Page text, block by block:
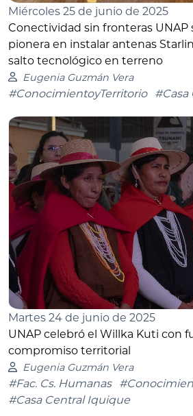
Miércoles 25 de junio de 2025
Conectividad sin fronteras UNAP
pionera en instalar antenas
salto tecnológico en terreno
Eugenia Guzmán Vera
#ConocimientoyTerritorio
Martes 24 de junio de 2025
UNAP celebró el Willka Kuti con
compromiso territorial
Eugenia Guzmán Vera
#Fac. Cs. Humanas
#Casa Central Iquique